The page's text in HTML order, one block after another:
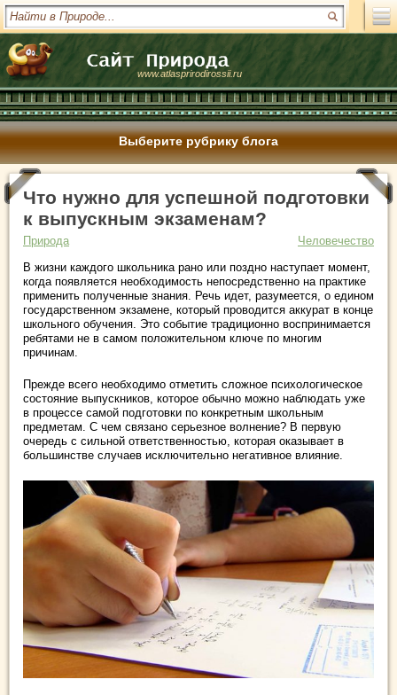
www.atlasprirodirossii.ru
Выберите рубрику блога
Что нужно для успешной подготовки
к выпускным экзаменам?
Природа
Человечество
В жизни каждого школьника рано или поздно наступает момент,
когда появляется необходимость непосредственно на практике
применить полученные знания. Речь идет, разумеется, о едином
государственном экзамене, который проводится аккурат в конце
школьного обучения. Это событие традиционно воспринимается
ребятами не в самом положительном ключе по многим
причинам.
Прежде всего необходимо отметить сложное психологическое
состояние выпускников, которое обычно можно наблюдать уже
в процессе самой подготовки по конкретным школьным
предметам. С чем связано серьезное волнение? В первую
очередь с сильной ответственностью, которая оказывает в
большинстве случаев исключительно негативное влияние.